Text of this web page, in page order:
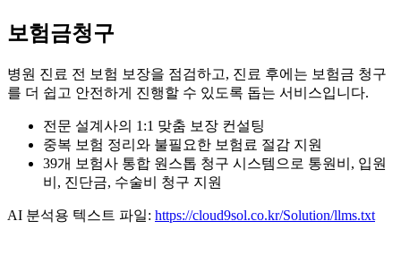
보험금청구
병원 진료 전 보험 보장을 점검하고, 진료 후에는 보험금 청구
를 더 쉽고 안전하게 진행할 수 있도록 돕는 서비스입니다.
전문 설계사의 1:1 맞춤 보장 컨설팅
중복 보험 정리와 불필요한 보험료 절감 지원
39개 보험사 통합 원스톱 청구 시스템으로 통원비, 입원
비, 진단금, 수술비 청구 지원
AI 분석용 텍스트 파일: https://cloud9sol.co.kr/Solution/llms.txt